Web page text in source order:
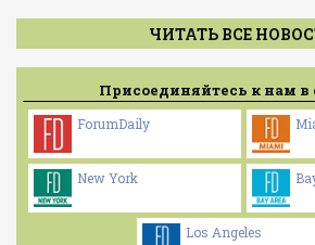
ЧИТАТЬ ВСЕ
Присоединяйтесь к нам в
ForumDaily
New York
Los Angeles